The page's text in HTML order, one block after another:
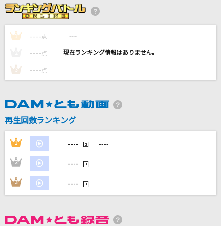
ユリイ・カノン
IRIS OUT(ビデオクリップバージョン)
サムライハート(Some Like It Hot!!)
JUJU
カラオケ最新情報をチェック！
1 ---- 点 ----
---- 点 ----
3 ---- 点 ----
再生回数ランキング
1 ---- 回 ----
2 ---- 回 ----
3 ---- 回 ----